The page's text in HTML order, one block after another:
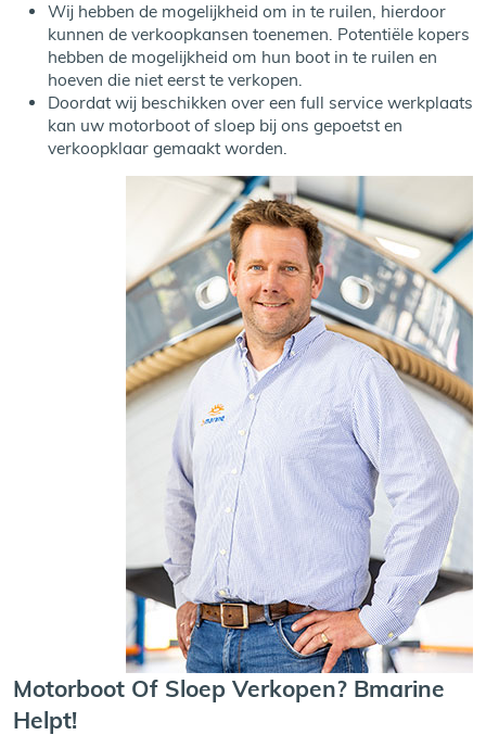
Wij hebben de mogelijkheid om in te ruilen, hierdoor
kunnen de verkoopkansen toenemen. Potentiële kopers
hebben de mogelijkheid om hun boot in te ruilen en
hoeven die niet eerst te verkopen.
Doordat wij beschikken over een full service werkplaats
kan uw motorboot of sloep bij ons gepoetst en
verkoopklaar gemaakt worden.
Motorboot Of Sloep Verkopen? Bmarine
Helpt!